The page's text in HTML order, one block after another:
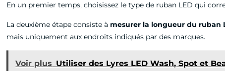
En un premier temps, choisissez le type de ruban LED qui
La deuxième étape consiste à mesurer la longueur du ruban
mais uniquement aux endroits indiqués par des marques.
Voir plus Utiliser des Lyres LED Wash, Spot et